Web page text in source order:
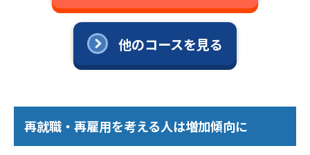
他のコースを見る
再就職・再雇用を考える人は増加傾向に